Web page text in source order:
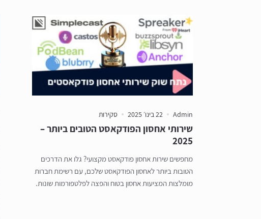
Admin 22 בינו׳ 2025 סקירות
שירותי אחסון הפודקאסט הטובים ביותר –
2025
מחפשים שירות אחסון פודקאסט מקצועי? גלו את הדרכים
הטובות ביותר לאחסון הפודקאסט שלכם, עם רשימת חברות
מומלצות המציעות אחסון בטוח והפצה לפלטפורמות שונות.